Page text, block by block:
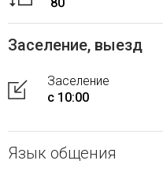
80
Заселение, выезд
Заселение
с 10:00
Язык общения